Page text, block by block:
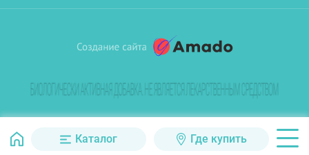
Каталог Где купить